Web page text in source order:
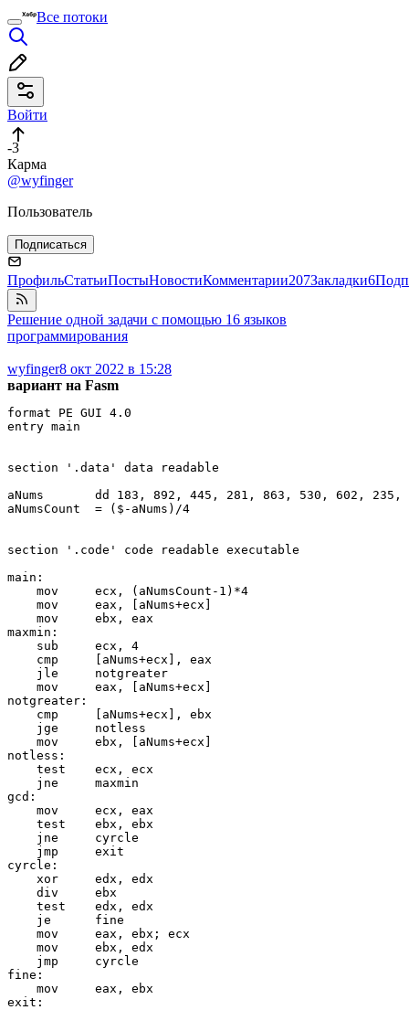
Все потоки
Войти
-3
Карма
@wyfinger
Пользователь
Подписаться
ПрофильСтатьиПостыНовостиКомментарии207Закладки6
Решение одной задачи с помощью 16 языков
программирования
wyfinger8 окт 2022 в 15:28
вариант на Fasm
format PE GUI 4.0
entry main
section '.data' data readable
aNums       dd 183, 892, 445, 281, 863, 530, 602,
aNumsCount  = ($-aNums)/4
section '.code' code readable executable
main:
    mov     ecx, (aNumsCount-1)*4
    mov     eax, [aNums+ecx]
    mov     ebx, eax
maxmin:
    sub     ecx, 4
    cmp     [aNums+ecx], eax
    jle     notgreater
    mov     eax, [aNums+ecx]
notgreater:
    cmp     [aNums+ecx], ebx
    jge     notless
    mov     ebx, [aNums+ecx]
notless:
    test    ecx, ecx
    jne     maxmin
gcd:
    mov     ecx, eax
    test    ebx, ebx
    jne     cyrcle
    jmp     exit
cyrcle:
    xor     edx, edx
    div     ebx
    test    edx, edx
    je      fine
    mov     eax, ebx; ecx
    mov     ebx, edx
    jmp     cyrcle
fine:
    mov     eax, ebx
exit: